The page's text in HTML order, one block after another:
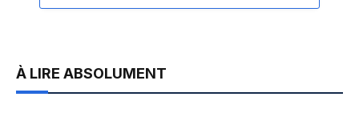
À LIRE ABSOLUMENT